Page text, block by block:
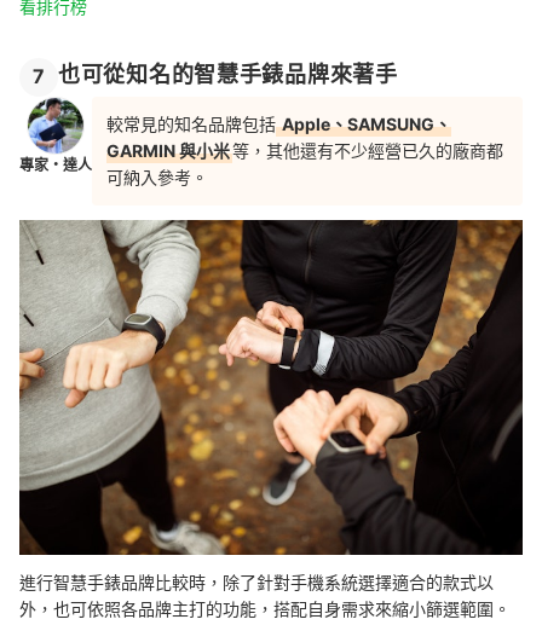
看排行榜
7 也可從知名的智慧手錶品牌來著手
專家・達人
較常見的知名品牌包括Apple、SAMSUNG、
GARMIN 與小米等，其他還有不少經營已久的廠商都
可納入參考。
進行智慧手錶品牌比較時，除了針對手機系統選擇適合的款式以
外，也可依照各品牌主打的功能，搭配自身需求來縮小篩選範圍。